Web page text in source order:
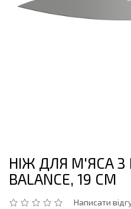
НІЖ ДЛЯ М'ЯСА З
BALANCE, 19 СМ
Написати